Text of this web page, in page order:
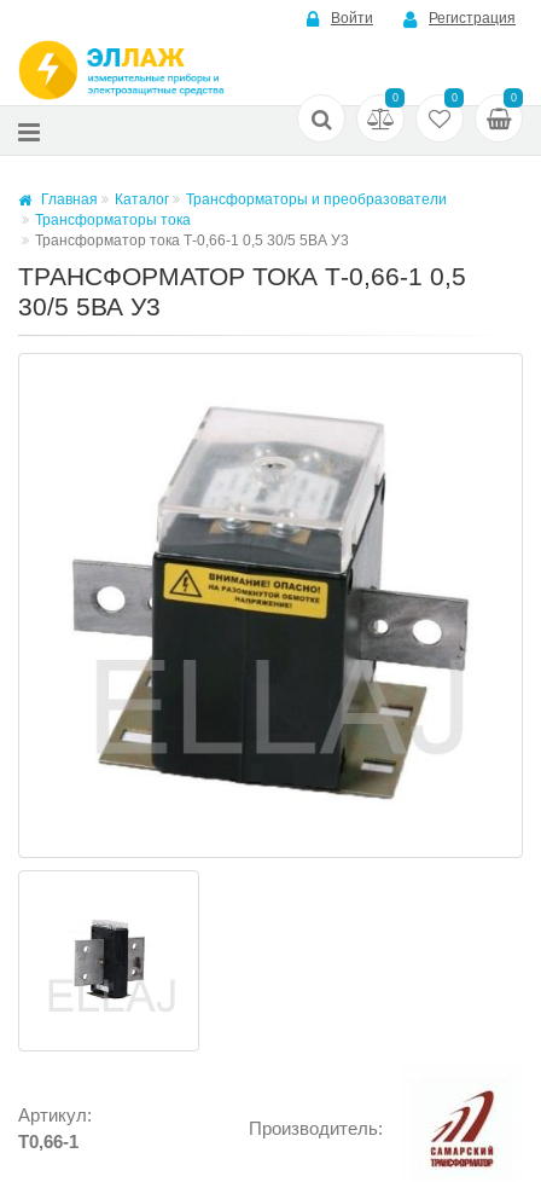
Войти Регистрация
0 0 0
Главная Каталог
Трансформаторы и преобразователи
Трансформаторы тока
Трансформатор тока Т-0,66-1 0,5 30/5 5ВА У3
ТРАНСФОРМАТОР ТОКА Т-0,66-1 0,5
30/5 5ВА У3
Артикул:
T0,66-1
Производитель: